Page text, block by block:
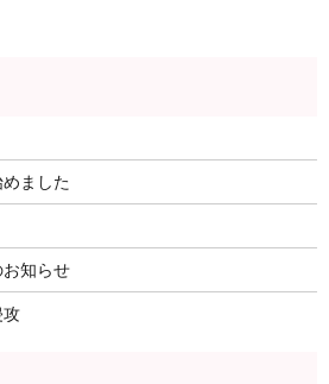
ました
知らせ
攻